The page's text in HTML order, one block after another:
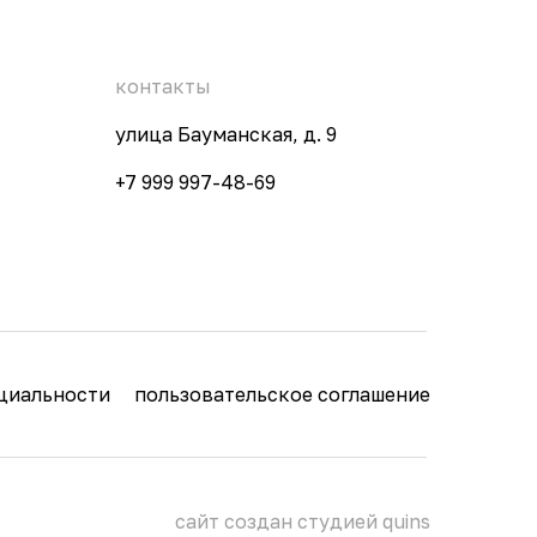
+7 999 997-48-69
улица Бауманская, д. 9
контакты
сайт создан студией quins
пользовательское соглашение